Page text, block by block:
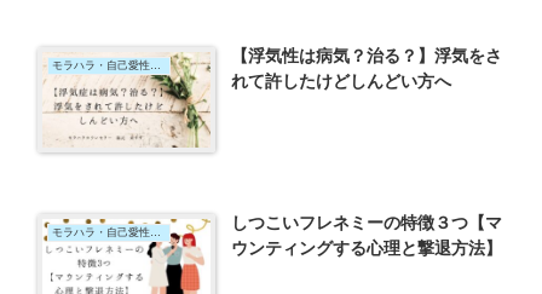
モラハラ・自己愛性パーソナリティ障害
【浮気性は病気？治る？】浮気をさ
れて許したけどしんどい方へ
モラハラ・自己愛性パーソナリティ障害
しつこいフレネミーの特徴３つ【マ
ウンティングする心理と撃退方法】